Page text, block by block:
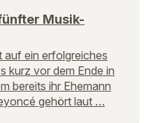
Musik-
ein erfolgreiches
kurz vor dem Ende in
bereits ihr Ehemann
gehört laut …